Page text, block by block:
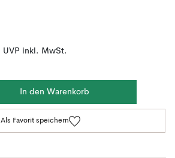
UVP inkl. MwSt.
In den Warenkorb
Als Favorit speichern